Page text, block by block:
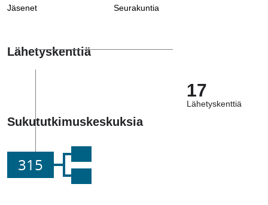
Jäsenet Seurakuntia
Lähetyskenttiä
17
Lähetyskenttiä
Sukututkimuskeskuksia
315